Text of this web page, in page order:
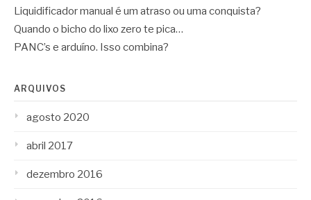
Liquidificador manual é um atraso ou uma conquista?
Quando o bicho do lixo zero te pica…
PANC’s e arduíno. Isso combina?
ARQUIVOS
agosto 2020
abril 2017
dezembro 2016